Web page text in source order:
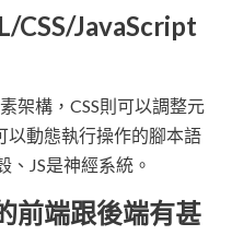
CSS/JavaScript
架構，CSS則可以調整元
以動態執行操作的腳本語
JS是神經系統。
前端跟後端有甚